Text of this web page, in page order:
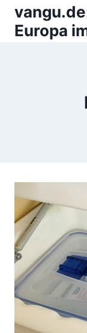
Zum
Inhalt
springen
Europa